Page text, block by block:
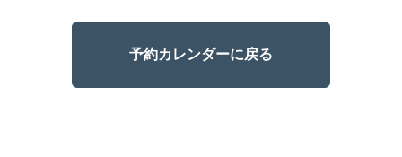
予約カレンダーに戻る